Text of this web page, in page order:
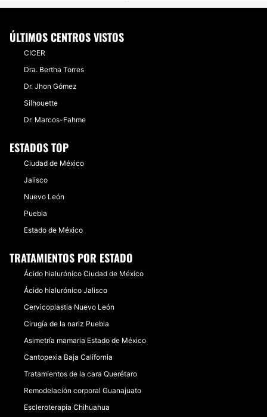
ÚLTIMOS CENTROS VISTOS
CICER
Dra. Bertha Torres
Dr. Jhon Gómez
Silhouette
Dr. Marcos-Fahme
ESTADOS TOP
Ciudad de México
Jalisco
Nuevo León
Puebla
Estado de México
TRATAMIENTOS POR ESTADO
Ácido hialurónico Ciudad de México
Ácido hialurónico Jalisco
Cervicoplastia Nuevo León
Cirugía de la nariz Puebla
Asimetría mamaria Estado de México
Cantopexia Baja California
Tratamientos de la cara Querétaro
Remodelación corporal Guanajuato
Escleroterapia Chihuahua